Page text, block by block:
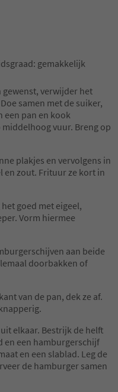
gemakkelijk
gewenst, verwijder het
samen met de suiker,
een pan en kook
vuur. Breng op
plakjes en vervolgens in
en zout. Frituur ze kort in
goed met eigeel,
Vorm hiermee
aan beide
doorbakken of
van de pan, dek ze af.
elkaar. Bestrijk de helft
en een hamburgerschijf
en een slablad. Leg de
de hamburger samen